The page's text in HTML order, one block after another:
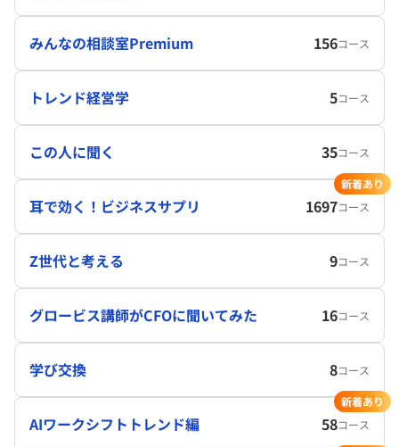
みんなの相談室Premium 156コース
トレンド経営学 5コース
この人に聞く 35コース
耳で効く！ビジネスサプリ 1697コース
新着あり
Z世代と考える 9コース
グロービス講師がCFOに聞いてみた 16コース
学び交換 8コース
AIワークシフトトレンド編 58コース
新着あり